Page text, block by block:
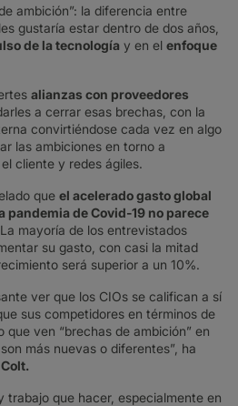
ambición”: la diferencia entre
gustaría estar dentro de dos años,
de la tecnología y en el enfoque
alianzas con proveedores
a cerrar esas brechas, con la
convirtiéndose cada vez en algo
las ambiciones en torno a
cliente y redes ágiles.
que el acelerado gasto global
pandemia de Covid-19 no parece
mayoría de los entrevistados
su gasto, con casi la mitad
será superior a un 10%.
ver que los CIOs se califican a sí
sus competidores en términos de
ven “brechas de ambición” en
más nuevas o diferentes”, ha
trabajo que hacer, especialmente en